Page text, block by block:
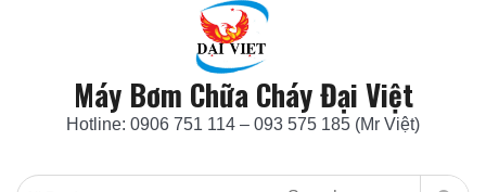
Máy Bơm Chữa Cháy Đại Việt
Hotline: 0906 751 114 – 093 575 185 (Mr Việt)